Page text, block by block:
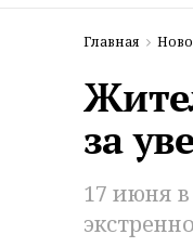
Главная
за
17 июня